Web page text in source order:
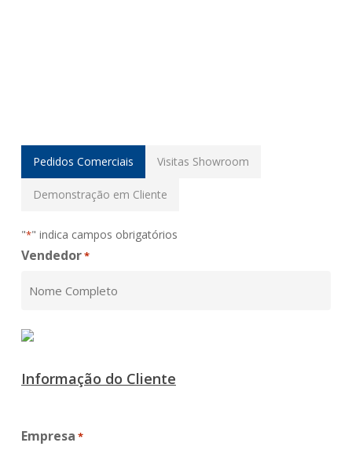
Pedidos Comerciais Visitas Showroom
Demonstração em Cliente
"*" indica campos obrigatórios
Vendedor*
Informação do Cliente
Empresa *